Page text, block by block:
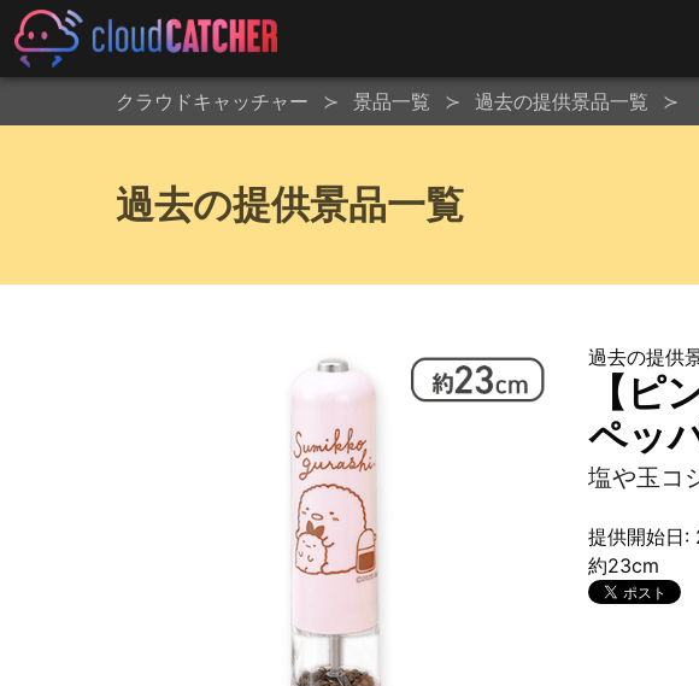
クラウドキャッチャー 景品一覧 過去の提供景品一覧
過去の提供景品一覧
過去の提供
【ピ
ペッ
塩や玉コ
提供開始日
約23cm